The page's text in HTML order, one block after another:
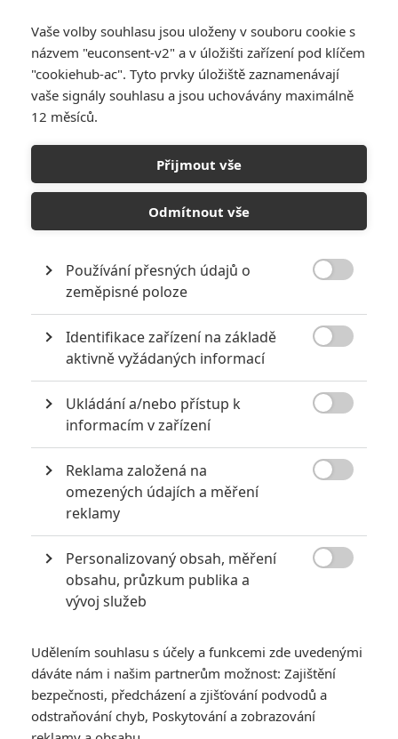
Zobrazit dalších 12 obrázků
A také se našel představitel otce Lary Croft.
už dovádí na place jako slavná archeoložka
Lara Croft v novémTomb Raiderovi. Fotky z natáčení
švédskou herečku zachycují zrovna během nácviku nějaké
akční scény a povšimnout si na nich můžeme kostýmu, který
je věrný počítačové předloze z roku 2013. Jak můžeme dál
vidět, tak ani ve filmovém dobrodružství se hrdinka neobejde
bez zranění, jež má také obvázané naprosto na stejných
místech jako ve videohře. Je to sice jen malý detail, ale
Dominic
West( The Awakening ), jenž už jednou Vikander otce dělal a
V novém filmu sledujeme původ mladé Lary Croft při její první
Vaše volby souhlasu jsou uloženy v souboru cookie s
názvem "euconsent-v2" a v úložišti zařízení pod klíčem
"cookiehub-ac". Tyto prvky úložiště zaznamenávají
vaše signály souhlasu a jsou uchovávány maximálně
12 měsíců.
Přijmout vše
Odmítnout vše
Používání přesných údajů o
zeměpisné poloze
Identifikace zařízení na základě
aktivně vyžádaných informací
Ukládání a/nebo přístup k
informacím v zařízení
Reklama založená na
omezených údajích a měření
reklamy
Personalizovaný obsah, měření
obsahu, průzkum publika a
vývoj služeb
Udělením souhlasu s účely a funkcemi zde uvedenými
dáváte nám i našim partnerům možnost: Zajištění
bezpečnosti, předcházení a zjišťování podvodů a
odstraňování chyb, Poskytování a zobrazování